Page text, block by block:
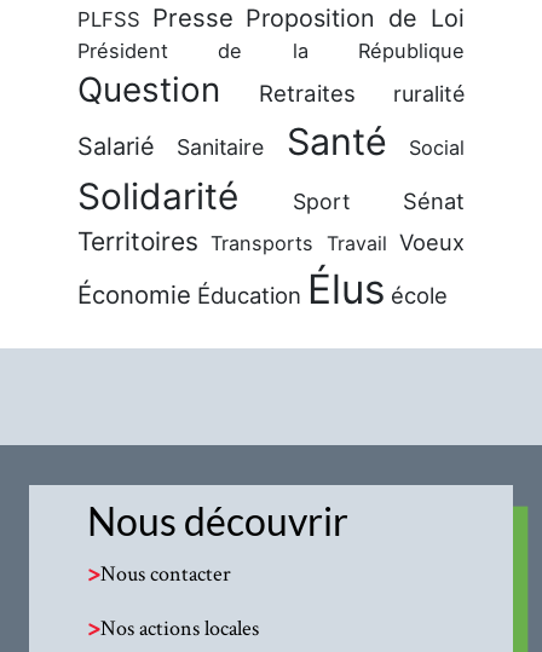
PLFSS Presse Proposition de Loi
Président de la République
Question Retraites ruralité
Salarié Sanitaire Santé Social
Solidarité Sport Sénat
Territoires Transports Travail Voeux
Économie Éducation Élus école
Nous découvrir
>Nous contacter
>Nos actions locales